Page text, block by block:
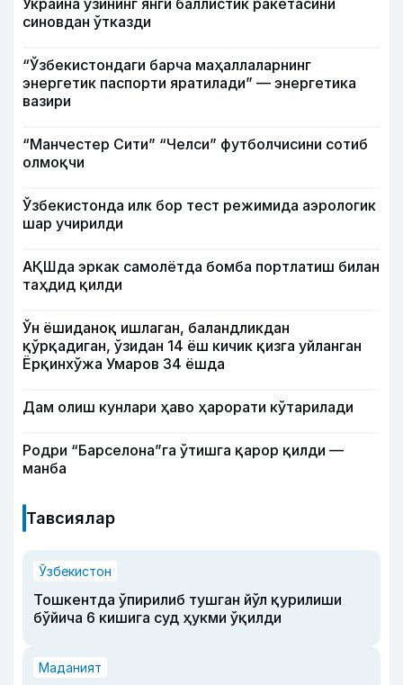
Украина ўзининг янги баллистик ракетасини
синовдан ўтказди
“Ўзбекистондаги барча маҳаллаларнинг
энергетик паспорти яратилади” — энергетика
вазири
“Манчестер Сити” “Челси” футболчисини сотиб
олмоқчи
Ўзбекистонда илк бор тест режимида аэрологик
шар учирилди
АҚШда эркак самолётда бомба портлатиш билан
таҳдид қилди
Ўн ёшиданоқ ишлаган, баландликдан
қўрқадиган, ўзидан 14 ёш кичик қизга уйланган
Ёрқинхўжа Умаров 34 ёшда
Дам олиш кунлари ҳаво ҳарорати кўтарилади
Родри “Барселона”га ўтишга қарор қилди —
манба
Тавсиялар
Ўзбекистон
Тошкентда ўпирилиб тушган йўл қурилиши
бўйича 6 кишига суд ҳукми ўқилди
Маданият